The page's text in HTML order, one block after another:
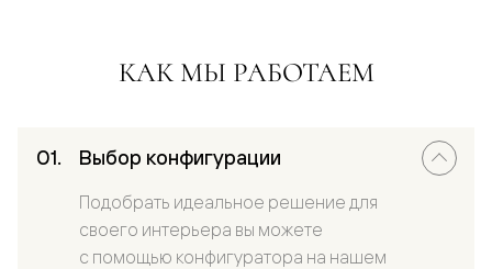
КАК МЫ РАБОТАЕМ
Выбор конфигурации
Подобрать идеальное решение для
своего интерьера вы можете
с помощью конфигуратора на нашем